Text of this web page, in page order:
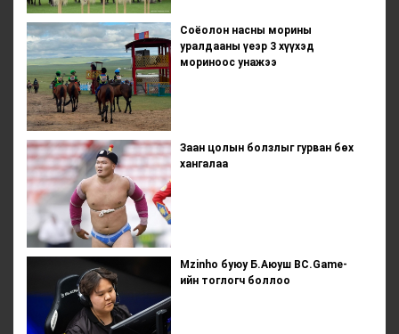
Соёолон насны морины
уралдааны үеэр 3 хүүхэд
мориноос унажээ
Заан цолын болзлыг гурван бөх
хангалаа
Mzinho буюу Б.Аюуш BC.Game-
ийн тоглогч боллоо